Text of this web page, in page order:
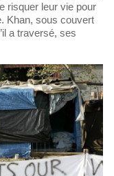
risquer leur vie pour
Khan, sous couvert
a traversé, ses